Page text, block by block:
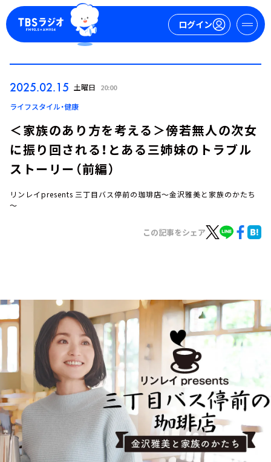
ログイン
ログイン
YouTube
会社情報
2025.02.15 土曜日 20:00
ライフスタイル・健康
＜家族のあり方を考える＞傍若無人の次女
に振り回される！とある三姉妹のトラブル
ストーリー（前編）
リンレイpresents 三丁目バス停前の珈琲店～金沢雅美と家族のかたち
～
この記事をシェア